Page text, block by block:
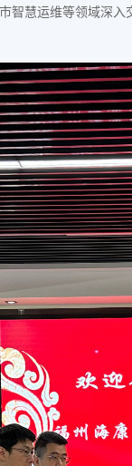
智慧运维等领域深入